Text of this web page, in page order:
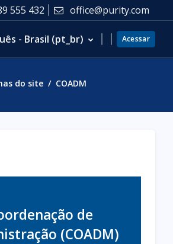
555 432 office@purity.com
- Brasil ‎(pt_br)‎ Acessar
do site COADM
de
(COADM)